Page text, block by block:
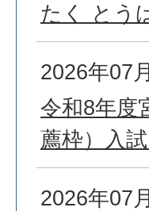
たく とう
2026年07
令和8年度
薦枠）入
2026年07